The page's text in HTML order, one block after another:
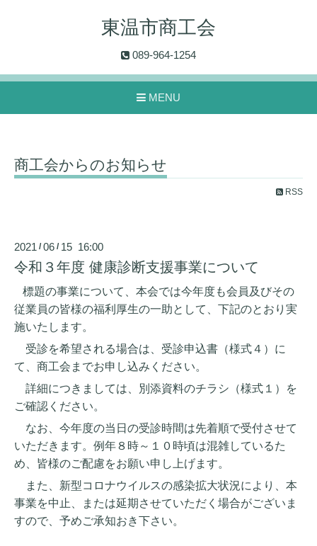
東温市商工会
089-964-1254
MENU
商工会からのお知らせ
RSS
2021 /06 / 15 16:00
令和３年度 健康診断支援事業について
標題の事業について、本会では今年度も会員及びその
従業員の皆様の福利厚生の一助として、下記のとおり実
施いたします。
受診を希望される場合は、受診申込書（様式４）に
て、商工会までお申し込みください。
詳細につきましては、別添資料のチラシ（様式１）を
ご確認ください。
なお、今年度の当日の受診時間は先着順で受付させて
いただきます。例年８時～１０時頃は混雑しているた
め、皆様のご配慮をお願い申し上げます。
また、新型コロナウイルスの感染拡大状況により、本
事業を中止、または延期させていただく場合がございま
すので、予めご承知おき下さい。